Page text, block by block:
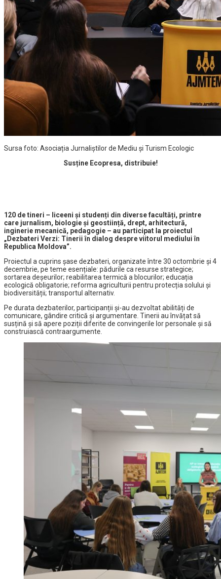
Sursa foto: Asociația Jurnaliștilor de Mediu și Turism Ecologic
Susține Ecopresa, distribuie!
120 de tineri – liceeni și studenți din diverse facultăți, printre
care jurnalism, biologie și geostiință, drept, arhitectură,
inginerie mecanică, pedagogie – au participat la proiectul
„Dezbateri Verzi: Tinerii în dialog despre viitorul mediului în
Republica Moldova”.
Proiectul a cuprins șase dezbateri, organizate între 30 octombrie și 4
decembrie, pe teme esențiale: pădurile ca resurse strategice;
sortarea deșeurilor; reabilitarea termică a blocurilor; educația
ecologică obligatorie; reforma agriculturii pentru protecția solului și
biodiversității; transportul alternativ.
Pe durata dezbaterilor, participanții și-au dezvoltat abilități de
comunicare, gândire critică și argumentare. Tinerii au învățat să
susțină și să apere poziții diferite de convingerile lor personale și să
construiască contraargumente.